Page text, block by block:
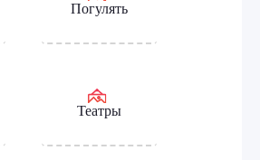
Погулять
Театры